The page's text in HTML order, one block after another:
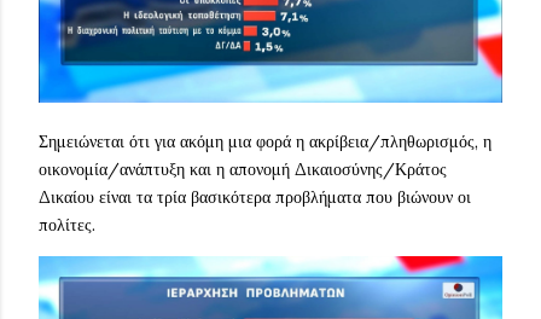
Σημειώνεται ότι για ακόμη μια φορά η ακρίβεια/πληθωρισμός, η
οικονομία/ανάπτυξη και η απονομή Δικαιοσύνης/Κράτος
Δικαίου είναι τα τρία βασικότερα προβλήματα που βιώνουν οι
πολίτες.